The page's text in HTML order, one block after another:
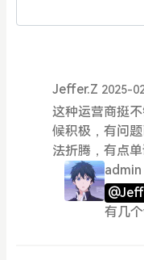
Jeffer.Z 2025-
这种运营商挺
候积极，有问
法折腾，有点单
admin
有几